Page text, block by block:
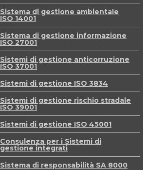
Sistema di gestione ambientale
ISO 14001
Sistema di gestione informazione
ISO 27001
Sistemi di gestione anticorruzione
ISO 37001
Sistemi di gestione ISO 3834
Sistemi di gestione rischio stradale
ISO 39001
Sistemi di gestione ISO 45001
Consulenza per i Sistemi di
gestione integrati
Sistema di responsabilità SA 8000